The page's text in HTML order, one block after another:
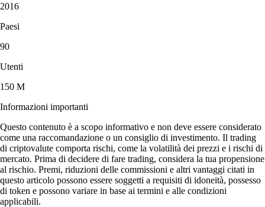
2016
Paesi
90
Utenti
150 M
Informazioni importanti
Questo contenuto è a scopo informativo e non deve essere considerato
come una raccomandazione o un consiglio di investimento. Il trading
di criptovalute comporta rischi, come la volatilità dei prezzi e i rischi di
mercato. Prima di decidere di fare trading, considera la tua propensione
al rischio. Premi, riduzioni delle commissioni e altri vantaggi citati in
questo articolo possono essere soggetti a requisiti di idoneità, possesso
di token e possono variare in base ai termini e alle condizioni
applicabili.